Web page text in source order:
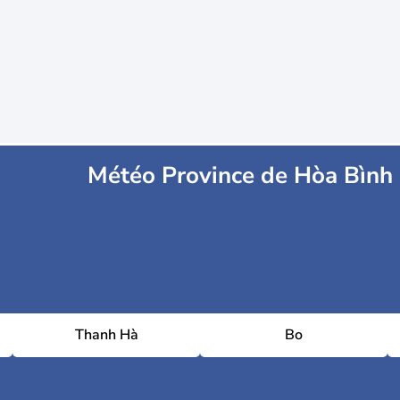
Météo Province de Hòa Bình
Thanh Hà Bo